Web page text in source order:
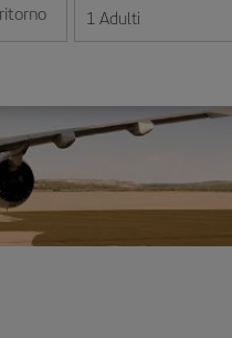
mese/anno
nel formato giorno/mese/anno
1 Adulti